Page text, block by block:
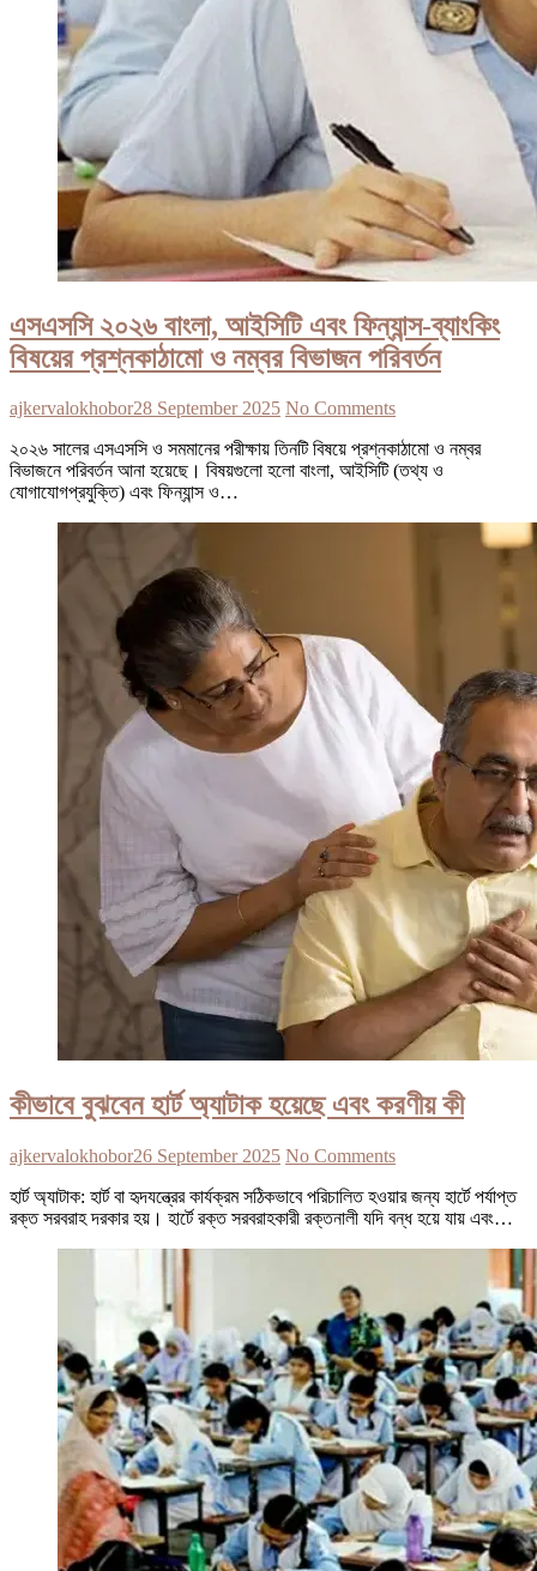
এসএসসি ২০২৬ বাংলা, আইসিটি এবং ফিন্যান্স-ব্যাংকিং
বিষয়ের প্রশ্নকাঠামো ও নম্বর বিভাজন পরিবর্তন
ajkervalokhobor28 September 2025 No Comments
২০২৬ সালের এসএসসি ও সমমানের পরীক্ষায় তিনটি বিষয়ে প্রশ্নকাঠামো ও নম্বর
বিভাজনে পরিবর্তন আনা হয়েছে। বিষয়গুলো হলো বাংলা, আইসিটি (তথ্য ও
যোগাযোগপ্রযুক্তি) এবং ফিন্যান্স ও…
কীভাবে বুঝবেন হার্ট অ্যাটাক হয়েছে এবং করণীয় কী
ajkervalokhobor26 September 2025 No Comments
হার্ট অ্যাটাক: হার্ট বা হৃদযন্ত্রের কার্যক্রম সঠিকভাবে পরিচালিত হওয়ার জন্য হার্টে পর্যাপ্ত
রক্ত সরবরাহ দরকার হয়। হার্টে রক্ত সরবরাহকারী রক্তনালী যদি বন্ধ হয়ে যায় এবং…